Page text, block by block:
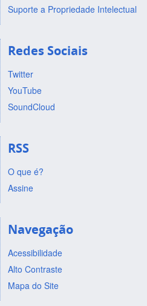
Suporte a Propriedade Intelectual
Redes Sociais
Twitter
YouTube
SoundCloud
RSS
O que é?
Assine
Navegação
Acessibilidade
Alto Contraste
Mapa do Site